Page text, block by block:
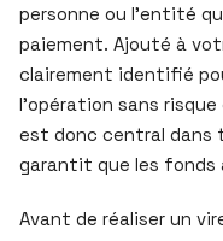
personne ou l’entité
paiement. Ajouté à
clairement identifié
l’opération sans
est donc central dans
garantit que les fonds
Avant de réaliser un